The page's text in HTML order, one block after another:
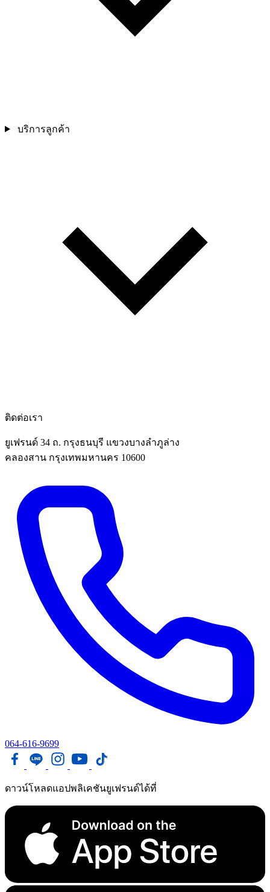
บริการลูกค้า
ติดต่อเรา
ยูเฟรนด์ 34 ถ. กรุงธนบุรี แขวงบางลำภูล่าง
คลองสาน กรุงเทพมหานคร 10600
064-616-9699
ดาวน์โหลดแอปพลิเคชันยูเฟรนด์ได้ที่